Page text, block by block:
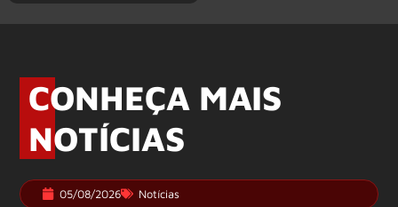
CONHEÇA MAIS
NOTÍCIAS
05/08/2026 Notícias